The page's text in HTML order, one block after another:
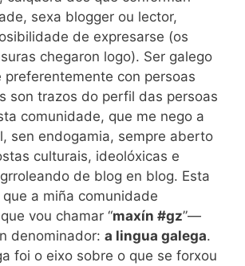
sexa blogger ou lector,
de expresarse (os
chegaron logo). Ser galego
preferentemente con persoas
son trazos do perfil das persoas
comunidade, que me nego a
sen endogamia, sempre aberto
culturais, ideolóxicas e
de blog en blog. Esta
a miña comunidade
vou chamar “maxín #gz”—
denominador: a lingua galega.
foi o eixo sobre o que se forxou